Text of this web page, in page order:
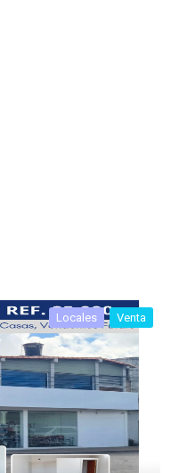
Locales Venta